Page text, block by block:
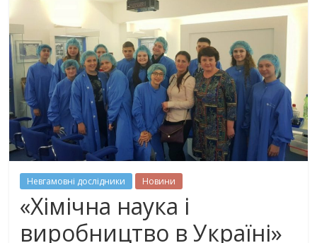
Невгамовні дослідники Новини
«Хімічна наука і
виробництво в Україні»